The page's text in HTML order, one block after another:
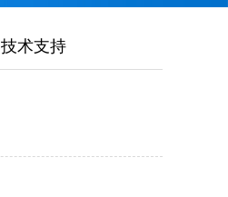
技术支持